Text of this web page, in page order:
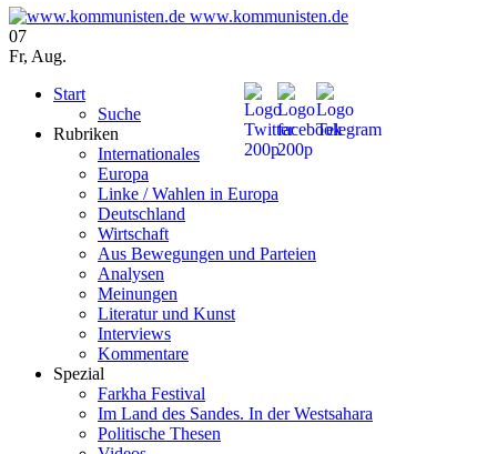
www.kommunisten.de
07
Fr, Aug.
Start
Suche
Rubriken
Internationales
Europa
Linke / Wahlen in Europa
Deutschland
Wirtschaft
Aus Bewegungen und Parteien
Analysen
Meinungen
Literatur und Kunst
Interviews
Kommentare
Spezial
Farkha Festival
Im Land des Sandes. In der Westsahara
Politische Thesen